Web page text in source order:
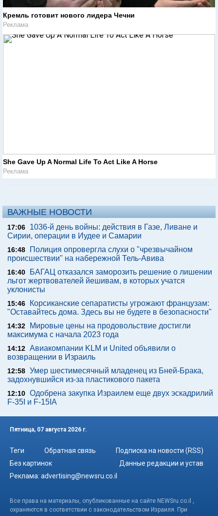
Кремль готовит нового лидера Чечни
Реклама
She Gave Up A Normal Life To Act Like A Horse
Реклама
ВАЖНЫЕ НОВОСТИ
17:06
1036-й день войны: действия в Газе, Ливане и
Сирии, операции в Иудее и Самарии
16:48
Полиция опровергла слухи о "чрезвычайном
происшествии" на набережной Тель-Авива
16:40
БАГАЦ отказался заморозить решение о лишении
льгот жертвователей йешивам, в которых учатся
уклонисты
15:46
Корсиканские сепаратисты угрожают французам:
"Оставайтесь дома. Здесь вы не будете в безопасности"
14:32
Мировые цены на продовольствие достигли
максимума с начала 2023 года
14:12 Авиакомпании KLM и United объявили о
возвращении в Израиль
12:58 Умер шестимесячный младенец из Бней-Брака,
задохнувшийся из-за пластикового пакета
12:10 Одобрена закупка Израилем еще двух эскадрилий
F-35I и F-15IA
Пятница, 07 августа 2026 г.
Теги Обратная связь
Подписка на новости (RSS)
Без картинок
Данные редакции и устав
Реклама: advertising@newsru.co.il
Все права на материалы, опубликованные на сайте NEWSru.co.il ,
охраняются в соответствии с законодательством Израиля. При